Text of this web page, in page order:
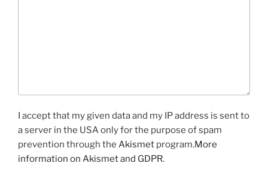
I accept that my given data and my IP address is sent to
a server in the USA only for the purpose of spam
prevention through the Akismet program.More
information on Akismet and GDPR.